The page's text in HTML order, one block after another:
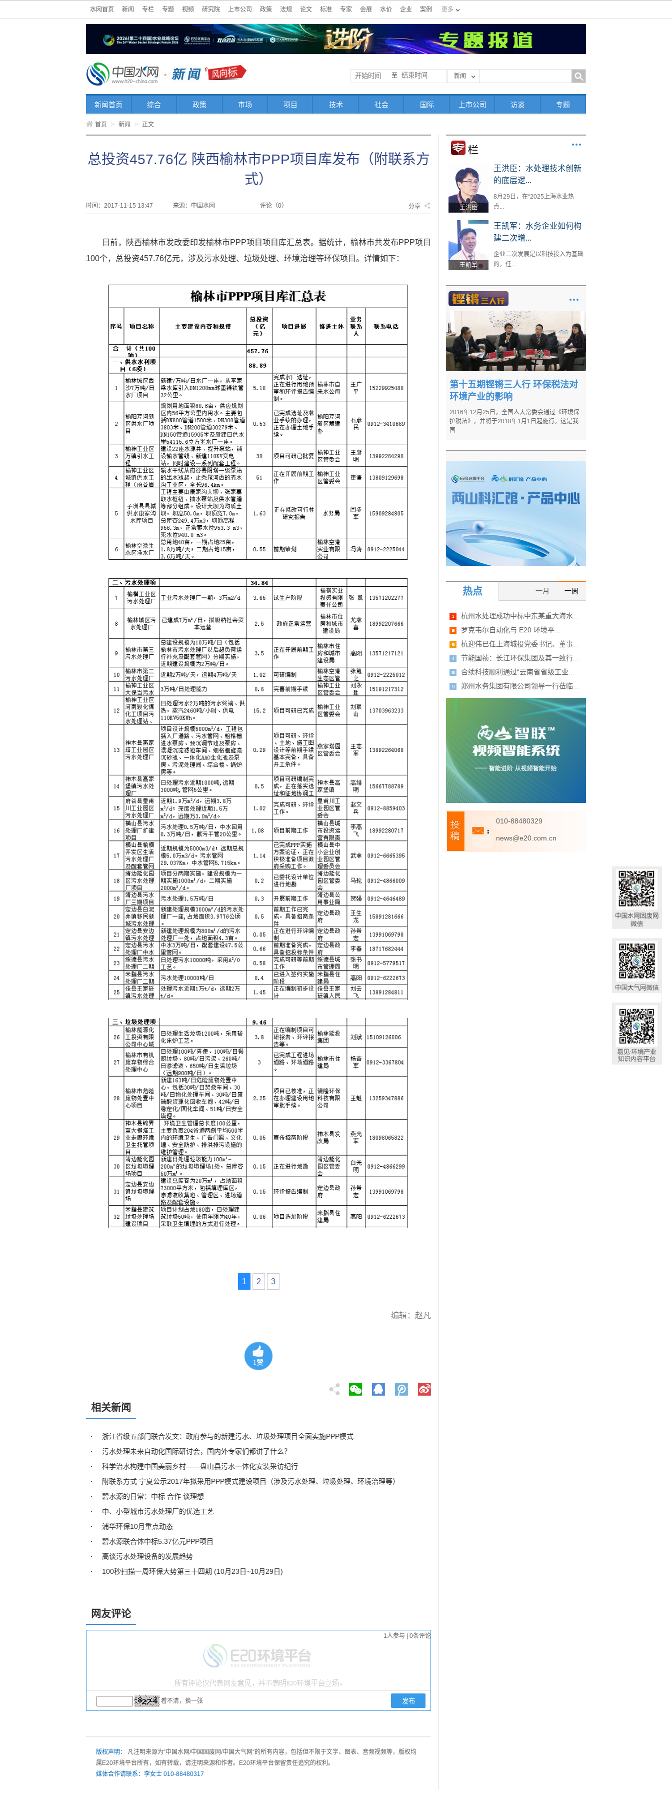
水网首页 新闻 专栏 专题 视频 研究院 上市公司 政策 法规 论文 标准 专家 会展 水价 企业 案例 更多
至 新闻
新闻首页 综合 政策 市场 项目 技术 社会 国际 上市公司 访谈 专题
首页 > 新闻 > 正文
总投资457.76亿 陕西榆林市PPP项目库发布（附联系方
式）
时间：2017-11-15 13:47 来源： 中国水网 评论（0） 分享
日前，陕西榆林市发改委印发榆林市PPP项目项目库汇总表。据统计，榆林市共发布PPP项目
100个，总投资457.76亿元，涉及污水处理、垃圾处理、环境治理等环保项目。详情如下：
1 2 3
编辑：赵凡
1赞
相关新闻
浙江省级五部门联合发文：政府参与的新建污水、垃圾处理项目全面实施PPP模式
污水处理未来自动化国际研讨会，国内外专家们都讲了什么？
科学治水构建中国美丽乡村——盘山县污水一体化安装采访纪行
附联系方式 宁夏公示2017年拟采用PPP模式建设项目（涉及污水处理、垃圾处理、环境治理等）
碧水源的日常：中标 合作 谈理想
中、小型城市污水处理厂的优选工艺
浦华环保10月重点动态
碧水源联合体中标5.37亿元PPP项目
高谈污水处理设备的发展趋势
100秒扫描一周环保大势第三十四期 (10月23日~10月29日)
网友评论
1 人参与 | 0条评论
看不清，换一张
版权声明：
凡注明来源为“中国水网/中国固废网/中国大气网“的所有内容，包括但不限于文字、图表、音频视频等，版权均
属E20环境平台所有，如有转载，请注明来源和作者。E20环境平台保留责任追究的权利。
媒体合作请联系：李女士 010-88480317
王洪臣
王洪臣：水处理技术创新
的底层逻...
8月29日，在“2025上海水业热
点...
王凯军
王凯军：水务企业如何构
建二次增...
企业二次发展是以科技投入为基础
的，任...
第十五期铿锵三人行 环保税法对
环境产业的影响
2016年12月25日，全国人大常委会通过《环境保
护税法》，并将于2018年1月1日起施行。这是我
国...
热点 一周
一月
杭州水处理成功中标中东某重大海水...
罗克韦尔自动化与 E20 环境平...
杭迎伟已任上海城投党委书记、董事...
节能国祯：长江环保集团及其一致行...
合续科技顺利通过“云南省省级工业...
郑州水务集团有限公司领导一行莅临...
010-88480329
news@e20.com.cn